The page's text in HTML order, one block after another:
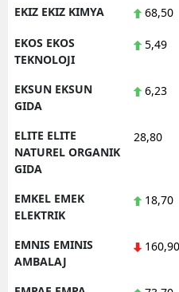
EKIZ EKIZ KIMYA 68,50
EKOS EKOS
TEKNOLOJI
5,49
EKSUN EKSUN
GIDA
6,23
ELITE ELITE
NATUREL ORGANIK
GIDA
28,80
EMKEL EMEK
ELEKTRIK
18,70
EMNIS EMINIS
AMBALAJ
160,90